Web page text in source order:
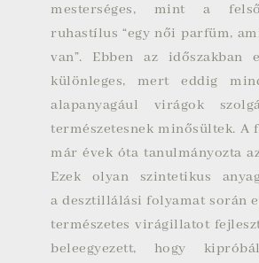
mesterséges, mint a
ruhastílus “egy női parfüm,
van”. Ebben az időszakban
különleges, mert eddig
alapanyagául virágok
természetesnek minősültek. A
már évek óta tanulmányozta
Ezek olyan szintetikus
adesztillálási folyamat során
természetes virágillatot
beleegyezett, hogy